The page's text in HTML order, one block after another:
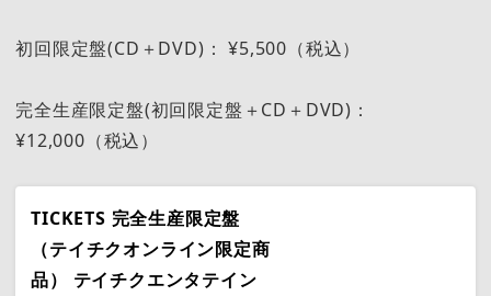
初回限定盤(CD＋DVD)： ¥5,500（税込）
完全生産限定盤(初回限定盤＋CD＋DVD)：
¥12,000（税込）
TICKETS 完全生産限定盤
（テイチクオンライン限定商
品） テイチクエンタテイン